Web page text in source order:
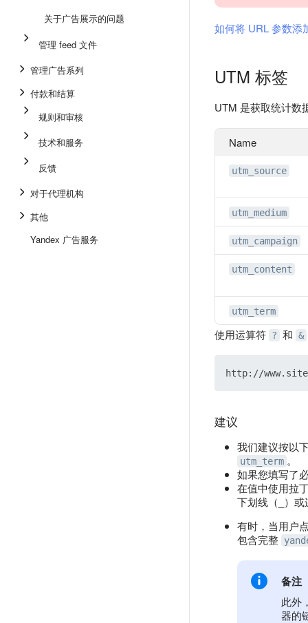
关于广告展示的问题
管理 feed 文件
管理广告系列
付款和结算
规则和审核
技术和服务
反馈
对于代理机构
其他
Yandex 广告服务
如何将 URL 参数添
UTM 标签
UTM 是获取统计数
Name
utm_source
utm_medium
utm_campaign
utm_content
utm_term
使用运算符 ? 和 &
建议
我们建议按以
utm_term 。
如果您填写了
在值中使用拉
下划线（_）
有时，当用户
包含完整
备注
此外
器的